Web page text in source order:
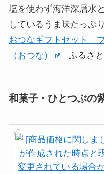
塩を使わず海洋深層水
しているうま味たっぷ
おつなギフトセット
（おつな）
ふるさと
和菓子・ひとつぶの